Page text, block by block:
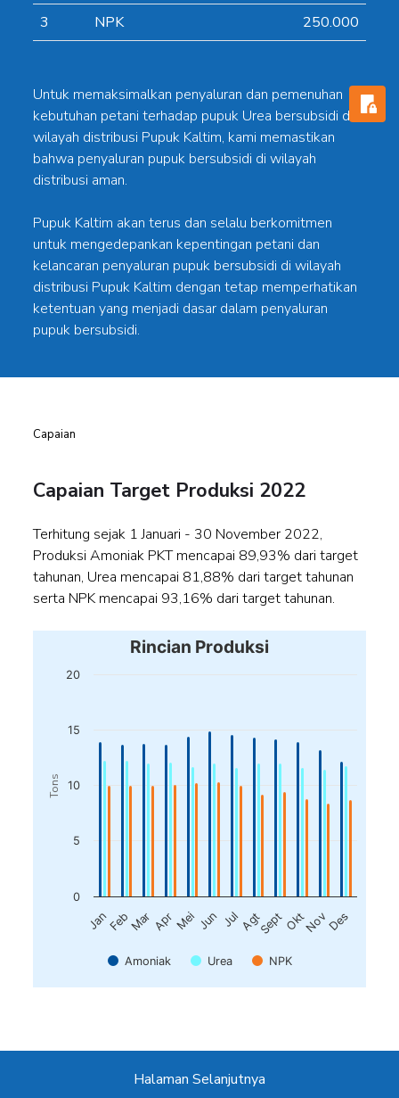
3
NPK 250.000
Untuk memaksimalkan penyaluran dan pemenuhan
kebutuhan petani terhadap pupuk Urea bersubsidi di
wilayah distribusi Pupuk Kaltim, kami memastikan
bahwa penyaluran pupuk bersubsidi di wilayah
distribusi aman.
Pupuk Kaltim akan terus dan selalu berkomitmen
untuk mengedepankan kepentingan petani dan
kelancaran penyaluran pupuk bersubsidi di wilayah
distribusi Pupuk Kaltim dengan tetap memperhatikan
ketentuan yang menjadi dasar dalam penyaluran
pupuk bersubsidi.
Capaian
Capaian Target Produksi 2022
Terhitung sejak 1 Januari - 30 November 2022,
Produksi Amoniak PKT mencapai 89,93% dari target
tahunan, Urea mencapai 81,88% dari target tahunan
serta NPK mencapai 93,16% dari target tahunan.
Tons
Rincian Produksi
Amoniak Urea NPK
JanFebMar AprMei Jun Jul AgtSeptOktNovDes
0
5
10
15
20
Halaman Selanjutnya